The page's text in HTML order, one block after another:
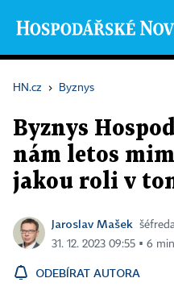
HN.cz › Byznys
Byznys
nám letos
jakou roli v
Jaroslav Mašek
31. 12. 2023 09:55 ▪ 6
ODEBÍRAT AUTORA